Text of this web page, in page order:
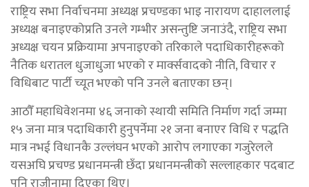
राष्ट्रिय सभा निर्वाचनमा अध्यक्ष प्रचण्डका भाइ नारायण दाहाललाई
अध्यक्ष बनाइएकोप्रति उनले गम्भीर असन्तुष्टि जनाउंदै, राष्ट्रिय सभा
अध्यक्ष चयन प्रक्रियामा अपनाइएको तरिकाले पदाधिकारीहरूको
नैतिक धरातल धुजाधुजा भएको र मार्क्सवादको नीति, विचार र
विधिबाट पार्टी च्यूत भएको पनि उनले बताएका छन्।
आठौँ महाधिवेशनमा ४६ जनाको स्थायी समिति निर्माण गर्दा जम्मा
१५ जना मात्र पदाधिकारी हुनुपर्नेमा २१ जना बनाएर विधि र पद्धति
मात्र नभई विधानकै उल्लंघन भएको आरोप लगाएका गजुरेलले
यसअघि प्रचण्ड प्रधानमन्त्री छँदा प्रधानमन्त्रीको सल्लाहकार पदबाट